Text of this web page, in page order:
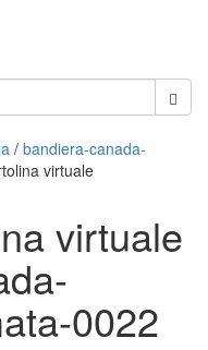
/ bandiera-canada-
virtuale
virtuale
0022